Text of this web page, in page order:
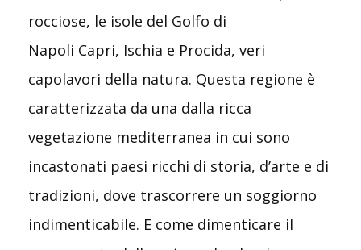
rocciose, le isole del Golfo di
Napoli Capri, Ischia e Procida, veri
capolavori della natura. Questa regione è
caratterizzata da una dalla ricca
vegetazione mediterranea in cui sono
incastonati paesi ricchi di storia, d’arte e di
tradizioni, dove trascorrere un soggiorno
indimenticabile. E come dimenticare il